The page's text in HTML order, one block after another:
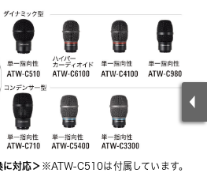
対応＞ ※ATW-C510は付属しています。